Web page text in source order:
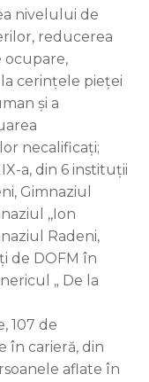
nivelului de
reducerea
ocupare,
cerințele pieței
și a
necalificați;
IX-a, din 6 instituții
Gimnaziul
,,Ion
Radeni,
de DOFM în
„ De la
107 de
în carieră, din
aflate în